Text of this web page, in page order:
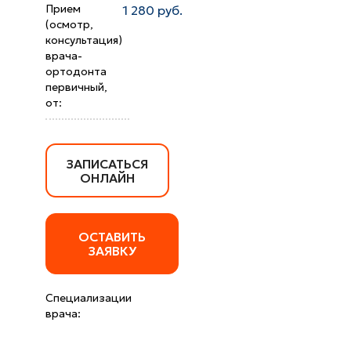
Прием
(осмотр,
консультация)
врача-
ортодонта
первичный,
от:
1 280 руб.
ЗАПИСАТЬСЯ
ОНЛАЙН
ОСТАВИТЬ
ЗАЯВКУ
Специализации
врача: